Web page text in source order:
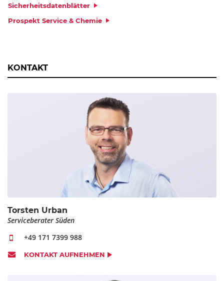
Sicherheitsdatenblätter
Prospekt Service & Chemie
KONTAKT
Torsten Urban
Serviceberater Süden
+49 171 7399 988
KONTAKT AUFNEHMEN